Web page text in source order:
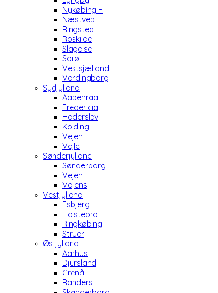
Nykøbing F
Næstved
Ringsted
Roskilde
Slagelse
Sorø
Vestsjælland
Vordingborg
Sydjylland
Aabenraa
Fredericia
Haderslev
Kolding
Vejen
Vejle
Sønderjylland
Sønderborg
Vejen
Vojens
Vestjylland
Esbjerg
Holstebro
Ringkøbing
Struer
Østjylland
Aarhus
Djursland
Grenå
Randers